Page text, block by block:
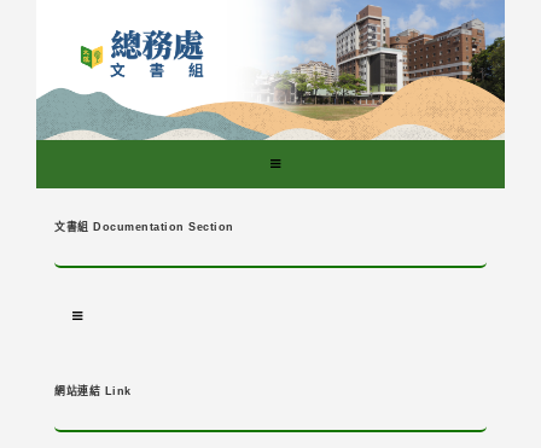
文書組 Documentation Section
網站連結 Link